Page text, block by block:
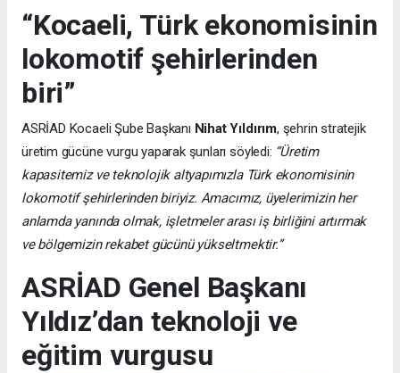
“Kocaeli, Türk ekonomisinin
lokomotif şehirlerinden
biri”
ASRİAD Kocaeli Şube Başkanı Nihat Yıldırım, şehrin stratejik
üretim gücüne vurgu yaparak şunları söyledi: “Üretim
kapasitemiz ve teknolojik altyapımızla Türk ekonomisinin
lokomotif şehirlerinden biriyiz. Amacımız, üyelerimizin her
anlamda yanında olmak, işletmeler arası iş birliğini artırmak
ve bölgemizin rekabet gücünü yükseltmektir.”
ASRİAD Genel Başkanı
Yıldız’dan teknoloji ve
eğitim vurgusu